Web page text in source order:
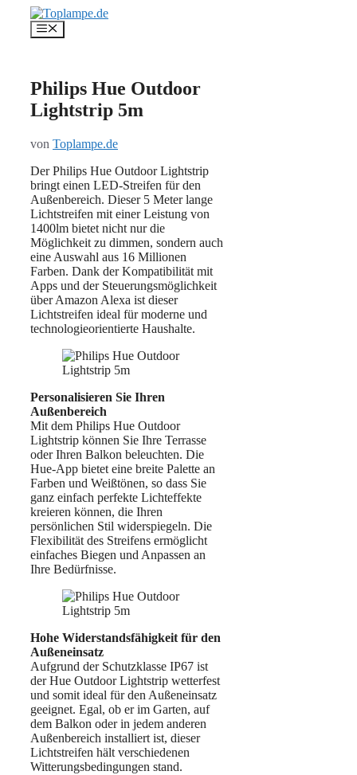
Inhalt
springen
Menü
Philips Hue Outdoor
Lightstrip 5m
von Toplampe.de
Der Philips Hue Outdoor Lightstrip
bringt einen LED-Streifen für den
Außenbereich. Dieser 5 Meter lange
Lichtstreifen mit einer Leistung von
1400lm bietet nicht nur die
Möglichkeit zu dimmen, sondern auch
eine Auswahl aus 16 Millionen
Farben. Dank der Kompatibilität mit
Apps und der Steuerungsmöglichkeit
über Amazon Alexa ist dieser
Lichtstreifen ideal für moderne und
technologieorientierte Haushalte.
Personalisieren Sie Ihren
Außenbereich
Mit dem Philips Hue Outdoor
Lightstrip können Sie Ihre Terrasse
oder Ihren Balkon beleuchten. Die
Hue-App bietet eine breite Palette an
Farben und Weißtönen, so dass Sie
ganz einfach perfekte Lichteffekte
kreieren können, die Ihren
persönlichen Stil widerspiegeln. Die
Flexibilität des Streifens ermöglicht
einfaches Biegen und Anpassen an
Ihre Bedürfnisse.
Hohe Widerstandsfähigkeit für den
Außeneinsatz
Aufgrund der Schutzklasse IP67 ist
der Hue Outdoor Lightstrip wetterfest
und somit ideal für den Außeneinsatz
geeignet. Egal, ob er im Garten, auf
dem Balkon oder in jedem anderen
Außenbereich installiert ist, dieser
Lichtstreifen hält verschiedenen
Witterungsbedingungen stand.